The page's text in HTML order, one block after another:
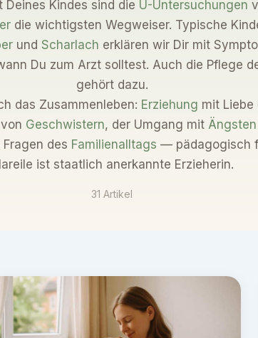
Deines Kindes sind die U-Untersuchungen
die wichtigsten Wegweiser. Typische
und Scharlach erklären wir Dir mit
Du zum Arzt solltest. Auch die Pflege
gehört dazu.
das Zusammenleben: Erziehung mit Liebe
Geschwistern, der Umgang mit Ängsten
des Familienalltags — pädagogisch
ist staatlich anerkannte Erzieherin.
31 Artikel